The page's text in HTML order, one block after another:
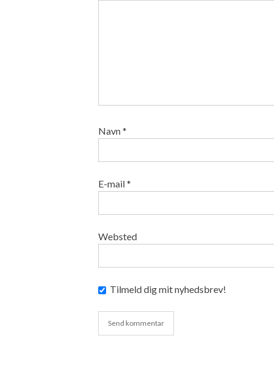
Navn*
E-mail*
Websted
Tilmeld dig mit nyhedsbrev!